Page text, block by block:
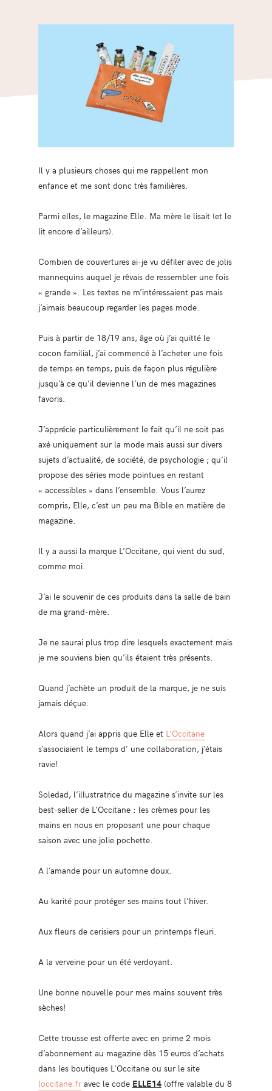
Il y a plusieurs choses qui me rappellent mon
enfance et me sont donc très familières.
Parmi elles, le magazine Elle. Ma mère le lisait (et le
lit encore d’ailleurs).
Combien de couvertures ai-je vu défiler avec de jolis
mannequins auquel je rêvais de ressembler une fois
« grande ». Les textes ne m’intéressaient pas mais
j’aimais beaucoup regarder les pages mode.
Puis à partir de 18/19 ans, âge où j’ai quitté le
cocon familial, j’ai commencé à l’acheter une fois
de temps en temps, puis de façon plus régulière
jusqu’à ce qu’il devienne l’un de mes magazines
favoris.
J’apprécie particulièrement le fait qu’il ne soit pas
axé uniquement sur la mode mais aussi sur divers
sujets d’actualité, de société, de psychologie ; qu’il
propose des séries mode pointues en restant
« accessibles » dans l’ensemble. Vous l’aurez
compris, Elle, c’est un peu ma Bible en matière de
magazine.
Il y a aussi la marque L’Occitane, qui vient du sud,
comme moi.
J’ai le souvenir de ces produits dans la salle de bain
de ma grand-mère.
Je ne saurai plus trop dire lesquels exactement mais
je me souviens bien qu’ils étaient très présents.
Quand j’achète un produit de la marque, je ne suis
jamais déçue.
Alors quand j’ai appris que Elle et L’Occitane
s’associaient le temps d’ une collaboration, j’étais
ravie!
Soledad, l’illustratrice du magazine s’invite sur les
best-seller de L’Occitane : les crèmes pour les
mains en nous en proposant une pour chaque
saison avec une jolie pochette.
A l’amande pour un automne doux.
Au karité pour protéger ses mains tout l’hiver.
Aux fleurs de cerisiers pour un printemps fleuri.
A la verveine pour un été verdoyant.
Une bonne nouvelle pour mes mains souvent très
sèches!
Cette trousse est offerte avec en prime 2 mois
d’abonnement au magazine dès 15 euros d’achats
dans les boutiques L’Occitane ou sur le site
loccitane.fravec le code ELLE14(offre valable du 8